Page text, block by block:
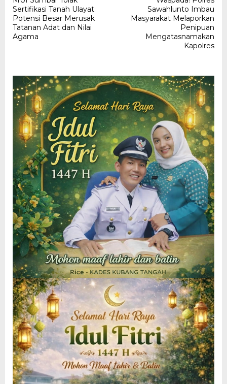
pos
Sertifikasi Tanah Ulayat:
Potensi Besar Merusak
Tatanan Adat dan Nilai
Agama
Sawahlunto Imbau
Masyarakat Melaporkan
Penipuan
Mengatasnamakan
Kapolres